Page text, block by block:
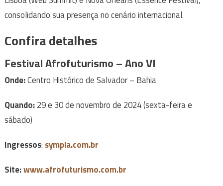
consolidando sua presença no cenário internacional.
Confira detalhes
Festival Afrofuturismo – Ano VI
Onde:Centro Histórico de Salvador – Bahia
Quando:29 e 30 de novembro de 2024 (sexta-feira e
sábado)
Ingressos: sympla.com.br
Site:www.afrofuturismo.com.br